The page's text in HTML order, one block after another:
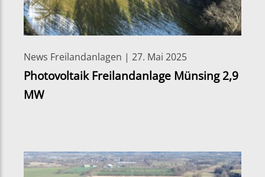
News Freilandanlagen | 27. Mai 2025
Photovoltaik Freilandanlage Münsing 2,9
MW